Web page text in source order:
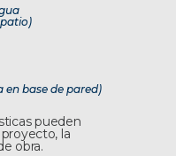
en base de pared)
pueden
la
obra.